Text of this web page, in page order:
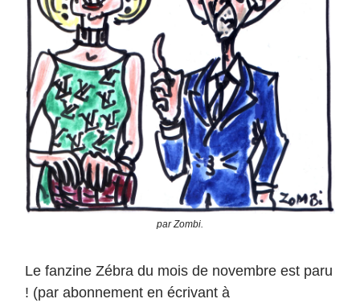
par Zombi.
Le fanzine Zébra du mois de novembre est paru
! (par abonnement en écrivant à